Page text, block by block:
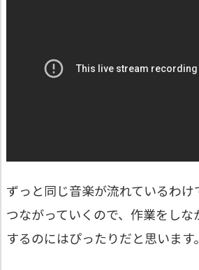
ずっと同じ音楽が流れているわ
つながっていくので、作業をし
するのにはぴったりだと思います。